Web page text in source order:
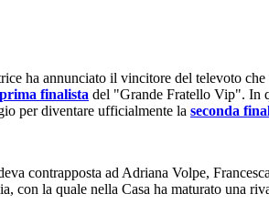
ha annunciato il vincitore del televoto
prima finalista del "Grande Fratello Vip". In
per diventare ufficialmente la seconda
contrapposta ad Adriana Volpe,
con la quale nella Casa ha maturato una